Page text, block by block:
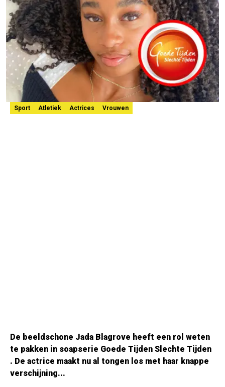
Sport Atletiek Actrices Vrouwen
De beeldschone Jada Blagrove heeft een rol weten
te pakken in soapserie Goede Tijden Slechte Tijden
. De actrice maakt nu al tongen los met haar knappe
verschijning...